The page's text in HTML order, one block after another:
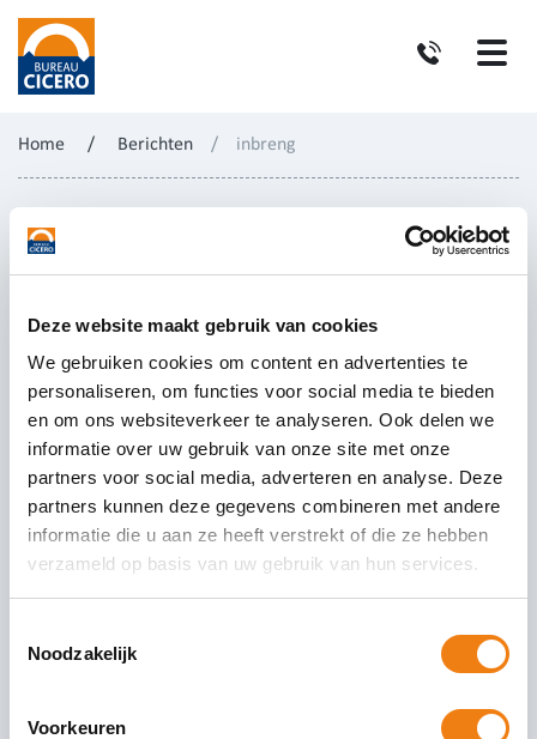
Deze website maakt gebruik van cookies
We gebruiken cookies om content en advertenties te
personaliseren, om functies voor social media te bieden
en om ons websiteverkeer te analyseren. Ook delen we
informatie over uw gebruik van onze site met onze
partners voor social media, adverteren en analyse. Deze
partners kunnen deze gegevens combineren met andere
informatie die u aan ze heeft verstrekt of die ze hebben
verzameld op basis van uw gebruik van hun services.
Noodzakelijk
Voorkeuren
Home / Berichten / inbreng
BLOG: Inbreng van de eenmanszaak
in de B.V..
Als startende ondernemer ben je waarschijnlijk
bij samenwerking met één of meerdere partners